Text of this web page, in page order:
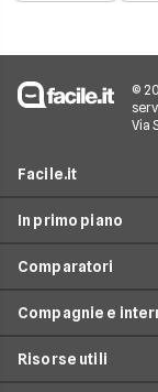
©
Via
Facile.it
Assicurazioni
Prestiti
In primo piano
Assicurazioni online
Assicurazione Auto
Assicurazione Moto
Comparatori
Preventivo
Preventivo
Compagnie e
Risorse utili